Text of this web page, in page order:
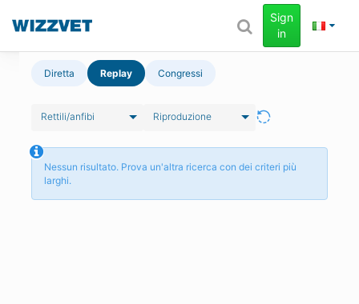
Sign
in
Diretta Replay Congressi
Rettili/anfibi Riproduzione
Nessun risultato. Prova un'altra ricerca con dei criteri più
larghi.